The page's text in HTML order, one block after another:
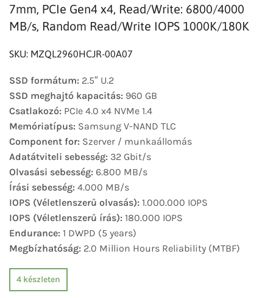
7mm, PCIe Gen4 x4, Read/Write: 6800/4000
MB/s, Random Read/Write IOPS 1000K/180K
SKU: MZQL2960HCJR-00A07
SSD formátum: 2.5″ U.2
SSD meghajtó kapacitás: 960 GB
Csatlakozó: PCIe 4.0 x4 NVMe 1.4
Memóriatípus: Samsung V-NAND TLC
Component for: Szerver / munkaállomás
Adatátviteli sebesség: 32 Gbit/s
Olvasási sebesség: 6.800 MB/s
Írási sebesség: 4.000 MB/s
IOPS (Véletlenszerű olvasás): 1.000.000 IOPS
IOPS (Véletlenszerű írás): 180.000 IOPS
Endurance: 1 DWPD (5 years)
Megbízhatóság: 2.0 Million Hours Reliability (MTBF)
4 készleten